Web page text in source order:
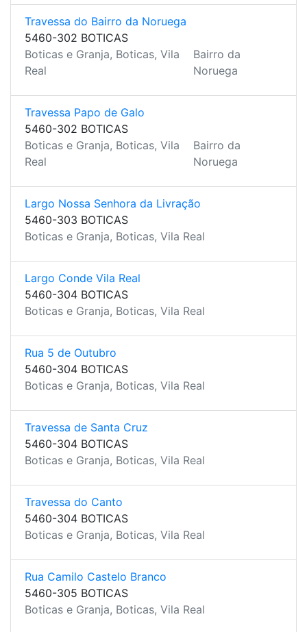
Travessa do Bairro da Noruega
5460-302 BOTICAS
Boticas e Granja, Boticas, Vila
Real
Bairro da
Noruega
Travessa Papo de Galo
5460-302 BOTICAS
Boticas e Granja, Boticas, Vila
Real
Bairro da
Noruega
Largo Nossa Senhora da Livração
5460-303 BOTICAS
Boticas e Granja, Boticas, Vila Real
Largo Conde Vila Real
5460-304 BOTICAS
Boticas e Granja, Boticas, Vila Real
Rua 5 de Outubro
5460-304 BOTICAS
Boticas e Granja, Boticas, Vila Real
Travessa de Santa Cruz
5460-304 BOTICAS
Boticas e Granja, Boticas, Vila Real
Travessa do Canto
5460-304 BOTICAS
Boticas e Granja, Boticas, Vila Real
Rua Camilo Castelo Branco
5460-305 BOTICAS
Boticas e Granja, Boticas, Vila Real